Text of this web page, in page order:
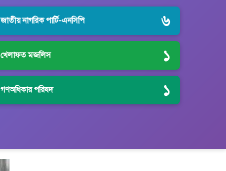
জাতীয় নাগরিক পার্টি-এনসিপি ৬
খেলাফত মজলিস ১
গণঅধিকার পরিষদ ১